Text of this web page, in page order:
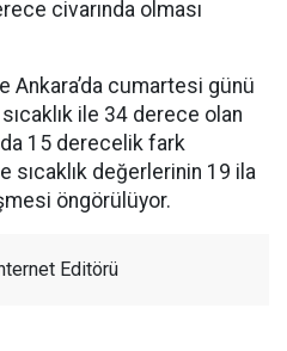
civarında olması
cumartesi günü
ile 34 derece olan
15 derecelik fark
sıcaklık değerlerinin 19 ila
öngörülüyor.
Editörü